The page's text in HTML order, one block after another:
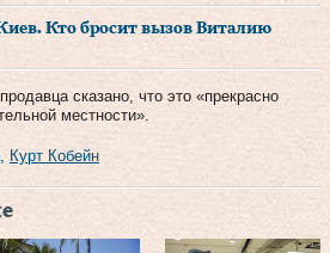
Кто бросит вызов Виталию
сказано, что это «прекрасно
местности».
Курт Кобейн